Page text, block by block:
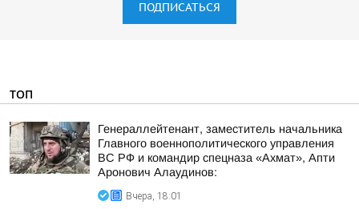
ПОДПИСАТЬСЯ
ТОП
Генераллейтенант, заместитель начальника
Главного военнополитического управления
ВС РФ и командир спецназа «Ахмат», Апти
Аронович Алаудинов:
Вчера, 18:01